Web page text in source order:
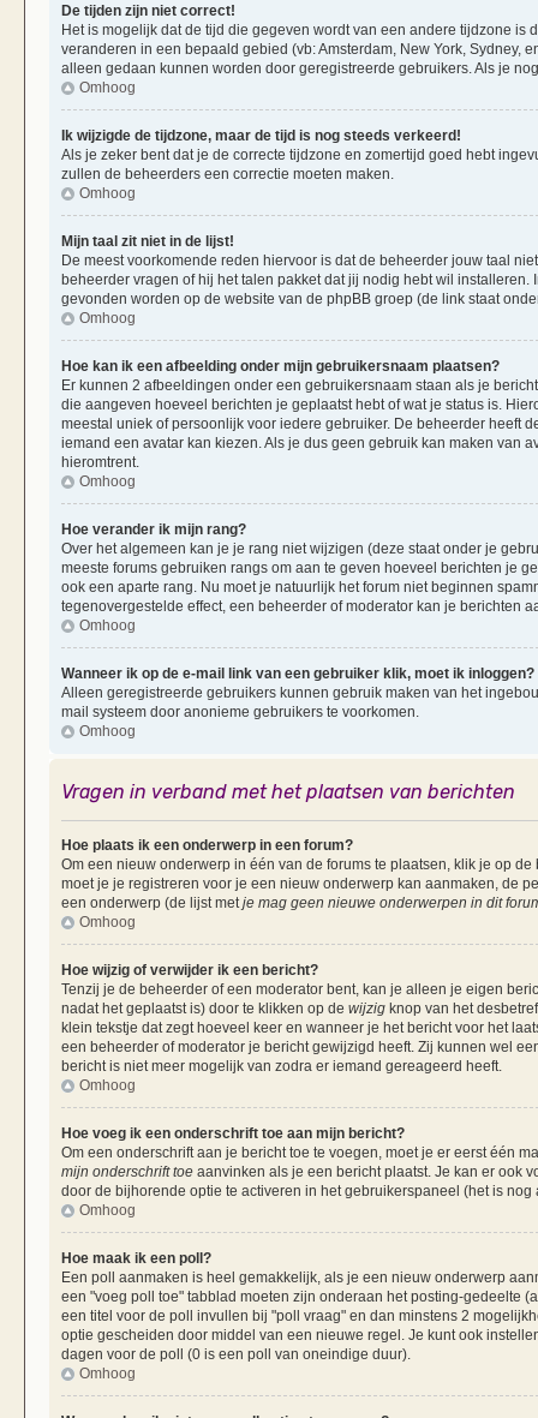
De tijden zijn niet correct!
Het is mogelijk dat de tijd die gegeven wordt van een andere tijdzone
veranderen in een bepaald gebied (vb: Amsterdam, New York, Sydney,
alleen gedaan kunnen worden door geregistreerde gebruikers. Als je
Omhoog
Ik wijzigde de tijdzone, maar de tijd is nog steeds verkeerd!
Als je zeker bent dat je de correcte tijdzone en zomertijd goed hebt
zullen de beheerders een correctie moeten maken.
Omhoog
Mijn taal zit niet in de lijst!
De meest voorkomende reden hiervoor is dat de beheerder jouw taal
beheerder vragen of hij het talen pakket dat jij nodig hebt wil
gevonden worden op de website van de phpBB groep (de link staat
Omhoog
Hoe kan ik een afbeelding onder mijn gebruikersnaam plaatsen?
Er kunnen 2 afbeeldingen onder een gebruikersnaam staan als je
die aangeven hoeveel berichten je geplaatst hebt of wat je status is.
meestal uniek of persoonlijk voor iedere gebruiker. De beheerder heeft
iemand een avatar kan kiezen. Als je dus geen gebruik kan maken van
hieromtrent.
Omhoog
Hoe verander ik mijn rang?
Over het algemeen kan je je rang niet wijzigen (deze staat onder je
meeste forums gebruiken rangs om aan te geven hoeveel berichten je
ook een aparte rang. Nu moet je natuurlijk het forum niet beginnen
tegenovergestelde effect, een beheerder of moderator kan je berichten
Omhoog
Wanneer ik op de e-mail link van een gebruiker klik, moet ik inloggen?
Alleen geregistreerde gebruikers kunnen gebruik maken van het
mail systeem door anonieme gebruikers te voorkomen.
Omhoog
Vragen in verband met het plaatsen van berichten
Hoe plaats ik een onderwerp in een forum?
Om een nieuw onderwerp in één van de forums te plaatsen, klik je op
moet je je registreren voor je een nieuw onderwerp kan aanmaken, de
een onderwerp (de lijst met je mag geen nieuwe onderwerpen in dit
Omhoog
Hoe wijzig of verwijder ik een bericht?
Tenzij je de beheerder of een moderator bent, kan je alleen je eigen
nadat het geplaatst is) door te klikken op de wijzig knop van het
klein tekstje dat zegt hoeveel keer en wanneer je het bericht voor het
een beheerder of moderator je bericht gewijzigd heeft. Zij kunnen wel
bericht is niet meer mogelijk van zodra er iemand gereageerd heeft.
Omhoog
Hoe voeg ik een onderschrift toe aan mijn bericht?
Om een onderschrift aan je bericht toe te voegen, moet je er eerst één
mijn onderschrift toe aanvinken als je een bericht plaatst. Je kan er ook
door de bijhorende optie te activeren in het gebruikerspaneel (het is
Omhoog
Hoe maak ik een poll?
Een poll aanmaken is heel gemakkelijk, als je een nieuw onderwerp
een "voeg poll toe" tabblad moeten zijn onderaan het posting-gedeelte
een titel voor de poll invullen bij "poll vraag" en dan minstens 2
optie gescheiden door middel van een nieuwe regel. Je kunt ook
dagen voor de poll (0 is een poll van oneindige duur).
Omhoog